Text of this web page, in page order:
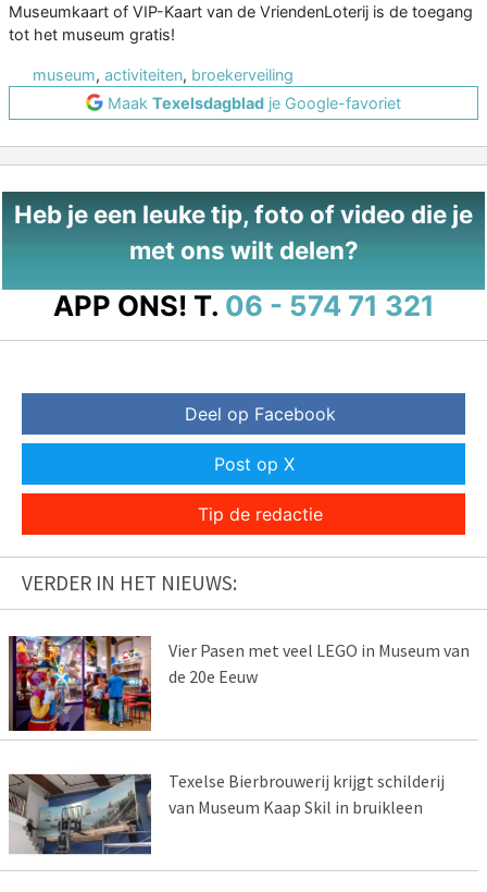
Museumkaart of VIP-Kaart van de VriendenLoterij is de toegang
tot het museum gratis!
museum, activiteiten, broekerveiling
Maak Texelsdagblad je Google-favoriet
Heb je een leuke tip, foto of video die je
met ons wilt delen?
APP ONS! T. 06 - 574 71 321
Deel op Facebook
Post op X
Tip de redactie
VERDER IN HET NIEUWS:
Vier Pasen met veel LEGO in Museum van
de 20e Eeuw
Texelse Bierbrouwerij krijgt schilderij
van Museum Kaap Skil in bruikleen